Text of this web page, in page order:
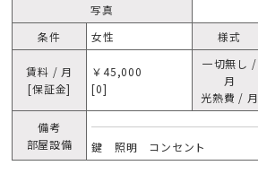
写真
条件
女性 様式
賃料 / 月
[保証金]
￥45,000
[0]
一切無し /
月
光熱費 / 月
備考
部屋設備
鍵 照明 コンセント